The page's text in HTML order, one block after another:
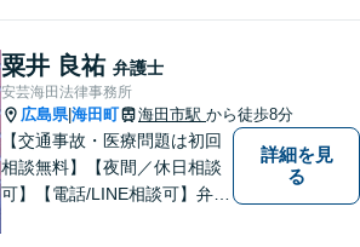
粟井 良祐 弁護士
安芸海田法律事務所
広島県|海田町 海田市駅 から徒歩8分
【交通事故・医療問題は初回
相談無料】【夜間／休日相談
可】【電話/LINE相談可】弁護
詳細を見
る